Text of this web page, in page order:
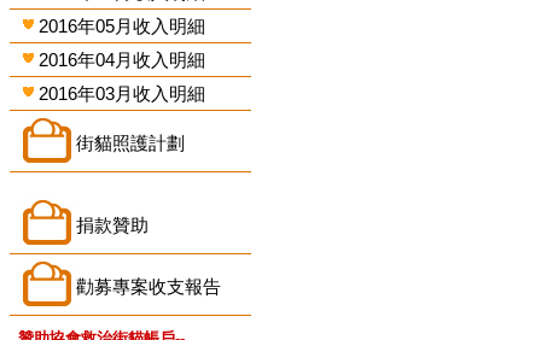
2016年05月收入明細
2016年04月收入明細
2016年03月收入明細
街貓照護計劃
捐款贊助
勸募專案收支報告